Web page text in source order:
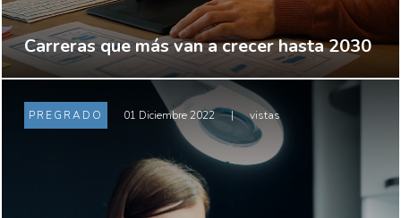
Carreras que más van a crecer hasta 2030
PREGRADO 01 Diciembre 2022 | vistas